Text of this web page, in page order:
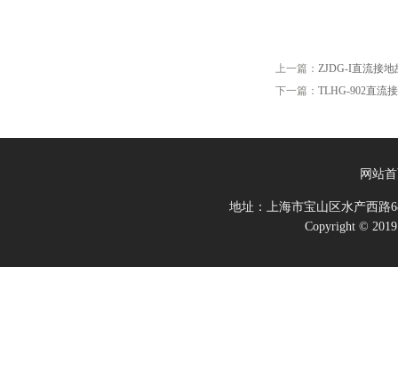
上一篇： ZJDG-I直流接地
下一篇： TLHG-902直流
网站
地址：上海市宝山区水产西路
Copyright ©